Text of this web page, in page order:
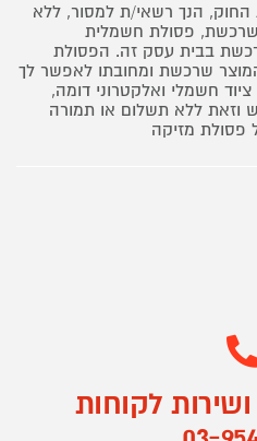
הנך רשאי/ת למסור, ללא
פסולת חשמלית
רכשת בבית עסק זה. הפסולת
שרכשת ומחובתו לאפשר לך
חשמלי ואלקטרוני דומה,
וזאת ללא תשלום או תמורה
מזיקה
לקוחות